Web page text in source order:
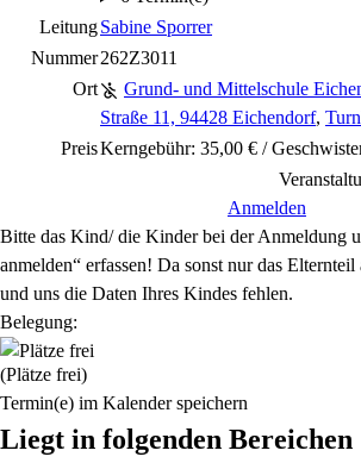
LeitungSabine Sporrer
Nummer262Z3011
Ort
Grund- und Mittelschule
Straße 11, 94428 Eichendorf,
PreisKerngebühr: 35,00 € /
Anmelden
Bitte das Kind/ die Kinder bei der Anmeldung
anmelden“ erfassen! Da sonst nur das
und uns die Daten Ihres Kindes fehlen.
Belegung:
(Plätze frei)
Termin(e) im Kalender speichern
Liegt in folgenden Bereichen